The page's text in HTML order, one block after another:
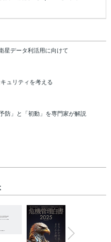
星データ利活用に向けて
ュリティを考える
防」と「初動」を専門家が解説